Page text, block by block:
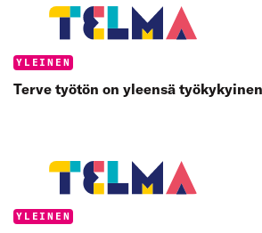
Categories:
YLEINEN
Terve työtön on yleensä työkykyinen
Categories:
YLEINEN